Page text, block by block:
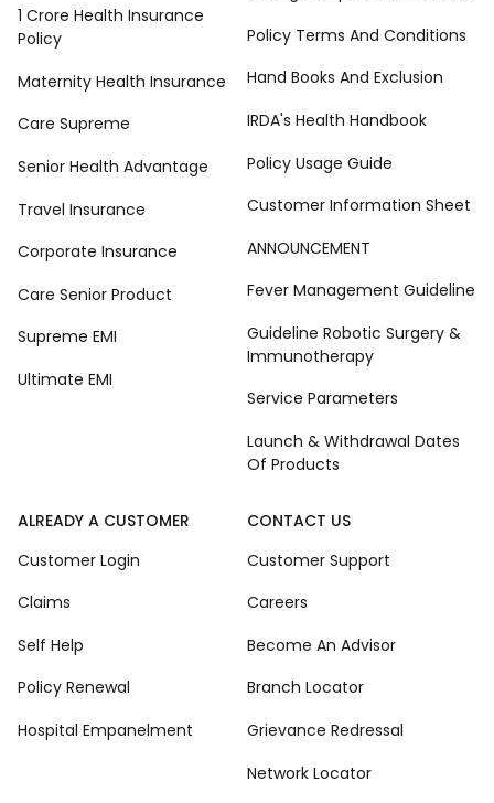
1 Crore Health Insurance
Policy
Maternity Health Insurance
Care Supreme
Senior Health Advantage
Travel Insurance
Corporate Insurance
Care Senior Product
Supreme EMI
Ultimate EMI
Policy Terms And Conditions
Hand Books And Exclusion
IRDA's Health Handbook
Policy Usage Guide
Customer Information Sheet
ANNOUNCEMENT
Fever Management Guideline
Guideline Robotic Surgery &
Immunotherapy
Service Parameters
Launch & Withdrawal Dates
Of Products
ALREADY A CUSTOMER
Customer Login
Claims
Self Help
Policy Renewal
Hospital Empanelment
CONTACT US
Customer Support
Careers
Become An Advisor
Branch Locator
Grievance Redressal
Network Locator